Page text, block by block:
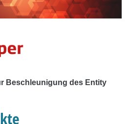
Beschleunigung des Entity